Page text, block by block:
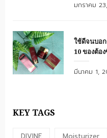
Posted
มกราคม
ใช้ดีจนบอ
10 ของต้อ
Posted
มีนาคม 1,
KEY TAGS